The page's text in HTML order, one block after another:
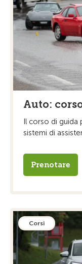
Auto:
Il corso di guida
sistemi di
Prenotare
Corsi